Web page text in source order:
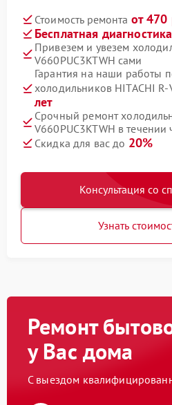
Стоимость ремонта от 470
Бесплатная диагностика
Привезем и увезем
V660PUC3KTWH сами
Гарантия на наши работы
холодильников HITACHI R-
лет
Срочный ремонт
V660PUC3KTWH в течении
Скидка для вас до 20%
Консультация со
Узнать
Ремонт
у Вас дома
С выездом